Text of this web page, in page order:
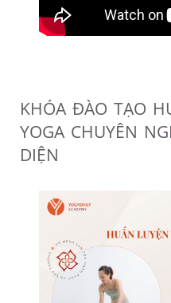
KHÓA ĐÀO TẠO
YOGA CHUYÊN
DIỆN